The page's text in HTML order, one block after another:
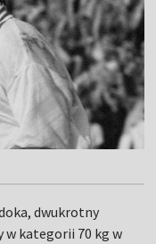
dwukrotny
kategorii 70 kg w